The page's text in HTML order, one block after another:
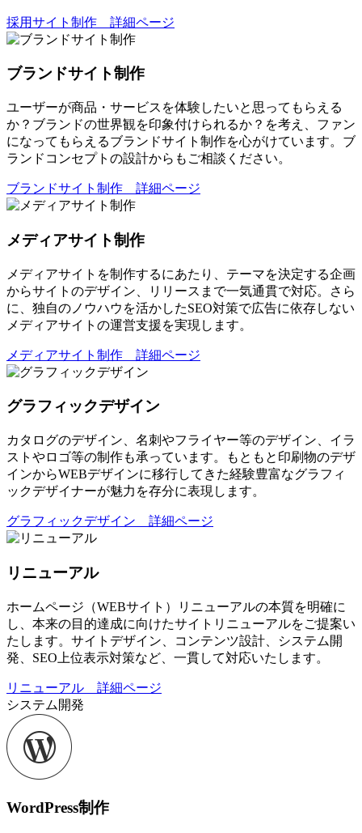
採用サイト制作 詳細ページ
ブランドサイト制作
ユーザーが商品・サービスを体験したいと思ってもらえる
か？ブランドの世界観を印象付けられるか？を考え、ファン
になってもらえるブランドサイト制作を心がけています。ブ
ランドコンセプトの設計からもご相談ください。
ブランドサイト制作 詳細ページ
メディアサイト制作
メディアサイトを制作するにあたり、テーマを決定する企画
からサイトのデザイン、リリースまで一気通貫で対応。さら
に、独自のノウハウを活かしたSEO対策で広告に依存しない
メディアサイトの運営支援を実現します。
メディアサイト制作 詳細ページ
グラフィックデザイン
カタログのデザイン、名刺やフライヤー等のデザイン、イラ
ストやロゴ等の制作も承っています。もともと印刷物のデザ
インからWEBデザインに移行してきた経験豊富なグラフィ
ックデザイナーが魅力を存分に表現します。
グラフィックデザイン 詳細ページ
リニューアル
ホームページ（WEBサイト）リニューアルの本質を明確に
し、本来の目的達成に向けたサイトリニューアルをご提案い
たします。サイトデザイン、コンテンツ設計、システム開
発、SEO上位表示対策など、一貫して対応いたします。
リニューアル 詳細ページ
システム開発
WordPress制作